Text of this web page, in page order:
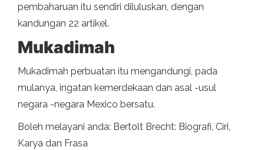
pembaharuan itu sendiri diluluskan, dengan
kandungan 22 artikel.
Mukadimah
Mukadimah perbuatan itu mengandungi, pada
mulanya, ingatan kemerdekaan dan asal -usul
negara -negara Mexico bersatu.
Boleh melayani anda: Bertolt Brecht: Biografi, Ciri,
Karya dan Frasa